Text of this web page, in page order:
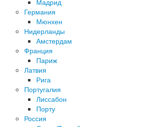
Мадрид
Германия
Мюнхен
Нидерланды
Амстердам
Франция
Париж
Латвия
Рига
Португалия
Лиссабон
Порту
Россия